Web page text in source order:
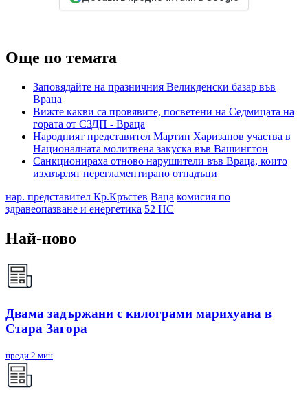
Още по темата
Заповядайте на празничния Великденски базар във
Враца
Вижте какви са провявите, посветени на Седмицата на
гората от СЗДП - Враца
Народният представител Мартин Харизанов участва в
Националната молитвена закуска във Вашингтон
Санкционираха отново нарушители във Враца, които
изхвърлят нерегламентирано отпадъци
нар. представител Кр.Кръстев Ваца комисия по
здравеопазване и енергетика 52 НС
Най-ново
Двама задържани с килограми марихуана в
Стара Загора
преди 2 мин